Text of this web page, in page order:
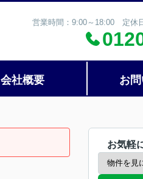
営業時間：9:00～18:00 定休
会社概要 お
お気軽